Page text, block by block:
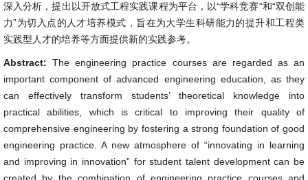
深入分析，提出以开放式工程实践课程为平台，以“学科竞赛”和“双创能
力”为切入点的人才培养模式，旨在为大学生科研能力的提升和工程类
实践型人才的培养等方面提供新的实践参考。
Abstract:The engineering practice courses are regarded as an
important component of advanced engineering education, as they
can effectively transform students’ theoretical knowledge into
practical abilities, which is critical to improving their quality of
comprehensive engineering by fostering a strong foundation of good
engineering practice. A new atmosphere of “innovating in learning
and improving in innovation” for student talent development can be